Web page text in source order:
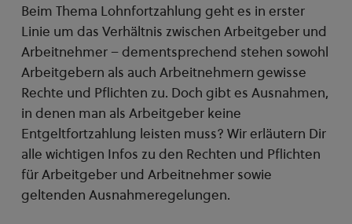
Beim Thema Lohnfortzahlung geht es in erster
Linie um das Verhältnis zwischen Arbeitgeber und
Arbeitnehmer – dementsprechend stehen sowohl
Arbeitgebern als auch Arbeitnehmern gewisse
Rechte und Pflichten zu. Doch gibt es Ausnahmen,
in denen man als Arbeitgeber keine
Entgeltfortzahlung leisten muss? Wir erläutern Dir
alle wichtigen Infos zu den Rechten und Pflichten
für Arbeitgeber und Arbeitnehmer sowie
geltenden Ausnahmeregelungen.